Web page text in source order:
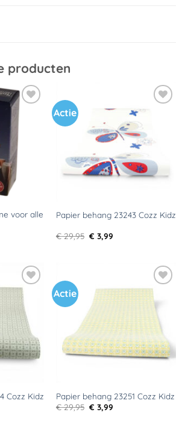
producten
Toevoegen
voor alle
Actie
Toevoegen
verlanglijst
Papier behang 23243 Cozz Kidz
€29,95 Oorspronkelijke
prijs
€ 3,99Huidige
Toevoegen
aan
verlanglijst
Cozz Kidz
Actie
Toevoegen
aan
verlanglijst
Papier behang 23251 Cozz Kidz
€29,95 Oorspronkelijke
prijs
€ 3,99Huidige